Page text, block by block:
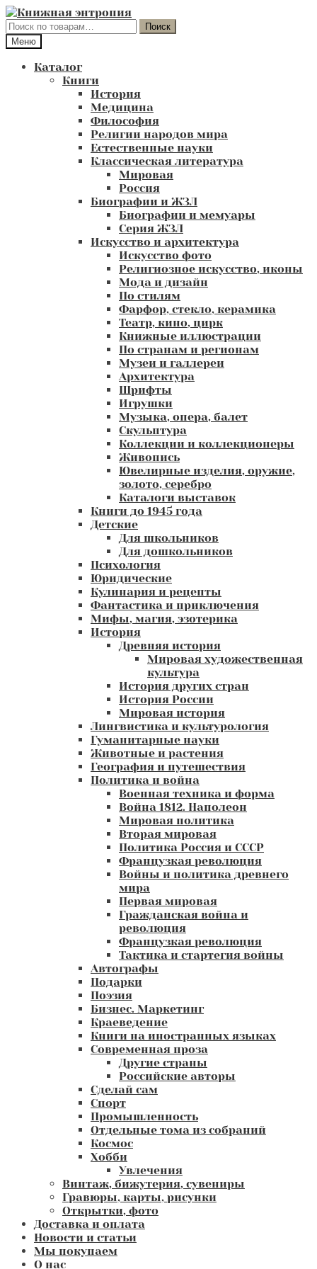
Перейти
к
навигации
Перейти
к
содержимому
Искать:
Поиск
Меню
Каталог
Книги
История
Медицина
Философия
Религии народов мира
Естественные науки
Классическая литература
Мировая
Россия
Биографии и ЖЗЛ
Биографии и мемуары
Серия ЖЗЛ
Искусство и архитектура
Искусство фото
Религиозное искусство, иконы
Мода и дизайн
По стилям
Фарфор, стекло, керамика
Театр, кино, цирк
Книжные иллюстрации
По странам и регионам
Музеи и галлереи
Архитектура
Шрифты
Игрушки
Музыка, опера, балет
Скульптура
Коллекции и коллекционеры
Живопись
Ювелирные изделия, оружие,
золото, серебро
Каталоги выставок
Книги до 1945 года
Детские
Для школьников
Для дошкольников
Психология
Юридические
Кулинария и рецепты
Фантастика и приключения
Мифы, магия, эзотерика
История
Древняя история
Мировая художественная
культура
История других стран
История России
Мировая история
Лингвистика и культурология
Гуманитарные науки
Животные и растения
География и путешествия
Политика и война
Военная техника и форма
Война 1812. Наполеон
Мировая политика
Вторая мировая
Политика Россия и СССР
Французкая революция
Войны и политика древнего
мира
Первая мировая
Гражданская война и
революция
Французкая революция
Тактика и стартегия войны
Автографы
Подарки
Поэзия
Бизнес. Маркетинг
Краеведение
Книги на иностранных языках
Современная проза
Другие страны
Российские авторы
Сделай сам
Спорт
Промышленность
Отдельные тома из собраний
Космос
Хобби
Увлечения
Винтаж, бижутерия, сувениры
Гравюры, карты, рисунки
Открытки, фото
Доставка и оплата
Новости и статьи
Мы покупаем
О нас